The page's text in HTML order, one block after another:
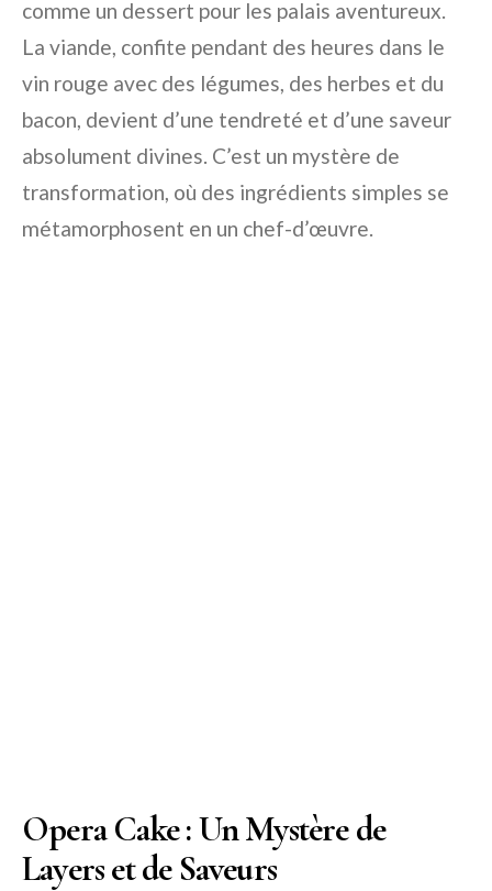
comme un dessert pour les palais aventureux.
La viande, confite pendant des heures dans le
vin rouge avec des légumes, des herbes et du
bacon, devient d’une tendreté et d’une saveur
absolument divines. C’est un mystère de
transformation, où des ingrédients simples se
métamorphosent en un chef-d’œuvre.
Opera Cake : Un Mystère de
Layers et de Saveurs